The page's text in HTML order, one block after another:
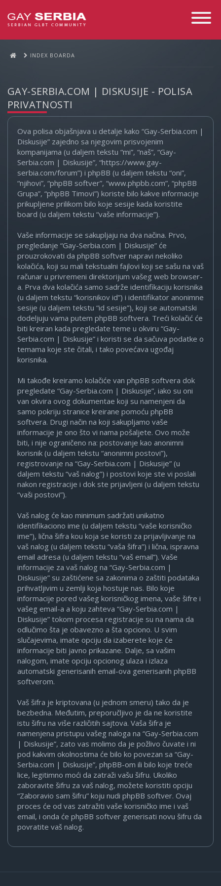
Toggle
INDEX BOARDA
GAY-SERBIA.COM | DISKUSIJE - POLISA
PRIVATNOSTI
Ova polisa objašnjava u detalje kako “Gay-Serbia.com |
Diskusije” zajedno sa njegovim prisvojenim
kompanijama (u daljem tekstu “mi”, “naš”, “Gay-
Serbia.com | Diskusije”, “https://www.gay-
serbia.com/forum”) i phpBB (u daljem tekstu “oni”,
“njihovi”, “phpBB softver”, “www.phpbb.com”, “phpBB
Grupa”, “phpBB Timovi”) koriste bilo kakve informacije
prikupljene prilikom bilo koje sesije kada koristite
board (u daljem tekstu “vaše informacije”).
Vaše informacije se sakupljaju na dva načina. Prvo,
pregledanje “Gay-Serbia.com | Diskusije” će
prouzrokovati da phpBB softver napravi nekoliko
kolačića, koji su mali tekstualni fajlovi koji se sašu na vaš
računar u privremeni direktorijum vašeg web browser-
a. Prva dva kolačića samo sadrže identifikaciju korisnika
(u daljem tekstu “korisnikov id”) i identifikator anonimne
sesije (u daljem tekstu “id sesije”), koji se automatski
dodeljuju vama putem phpBB softvera. Treći kolačić će
biti kreiran kada pregledate teme u okviru “Gay-
Serbia.com | Diskusije” i koristi se da sačuva podatke o
temama koje ste čitali, i tako povećava ugođaj
korisnika.
Mi takođe kreiramo kolačiće van phpBB softvera dok
pregledate “Gay-Serbia.com | Diskusije”, iako su oni
van okvira ovog dokumentae koji su namenjeni da
samo pokriju stranice kreirane pomoću phpBB
softvera. Drugi način na koji sakupljamo vaše
informacije je ono što vi nama pošaljete. Ovo može
biti, i nije ograničeno na: postovanje kao anonimni
korisnik (u daljem tekstu “anonimni postovi”),
registrovanje na “Gay-Serbia.com | Diskusije” (u
daljem tekstu “vaš nalog”) i postovi koje ste vi poslali
nakon registracije i dok ste prijavljeni (u daljem tekstu
“vaši postovi”).
Vaš nalog će kao minimum sadržati unikatno
identifikaciono ime (u daljem tekstu “vaše korisničko
ime”), lična šifra kou koja se koristi za prijavljivanje na
vaš nalog (u daljem tekstu “vaša šifra”) i lična, ispravna
email adresa (u daljem tekstu “vaš email”). Vaše
informacije za vaš nalog na “Gay-Serbia.com |
Diskusije” su zaštićene sa zakonima o zaštiti podataka
prihvatljivim u zemlji koja hostuje nas. Bilo koje
informacije pored vašeg korisničkog imena, vaše šifre i
vašeg email-a a koju zahteva “Gay-Serbia.com |
Diskusije” tokom procesa registracije su na nama da
odlučimo šta je obavezno a šta opciono. U svim
slučajevima, imate opciju da izaberete koje će
informacije biti javno prikazane. Dalje, sa vašim
nalogom, imate opciju opcionog ulaza i izlaza
automatski generisanih email-ova generisanih phpBB
softverom.
Vaš šifra je kriptovana (u jednom smeru) tako da je
bezbedna. Međutim, preporučljivo je da ne koristite
istu šifru na više različitih sajtova. Vaša šifra je
namenjena pristupu vašeg naloga na “Gay-Serbia.com
| Diskusije”, zato vas molimo da je požlivo čuvate i ni
pod kakvim okolnostima će bilo ko povezan sa “Gay-
Serbia.com | Diskusije”, phpBB-om ili bilo koje treće
lice, legitimno moći da zatraži vašu šifru. Ukoliko
zaboravite šifru za vaš nalog, možete koristiti opciju
“Zaboravio sam šifru” koju nudi phpBB softver. Ovaj
proces će od vas zatražiti vaše korisničko ime i vaš
email, i onda će phpBB softver generisati novu šifru da
povratite vaš nalog.